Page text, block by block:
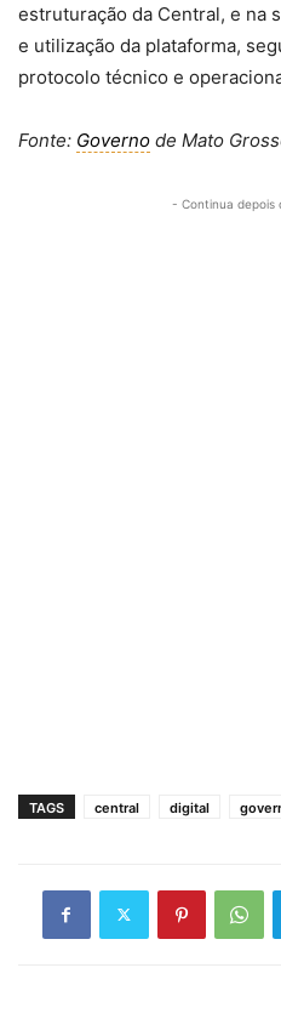
estruturação da Central, e na
e utilização da plataforma,
protocolo técnico e
Fonte: Governo de Mato
- Continua depois
TAGS central digital